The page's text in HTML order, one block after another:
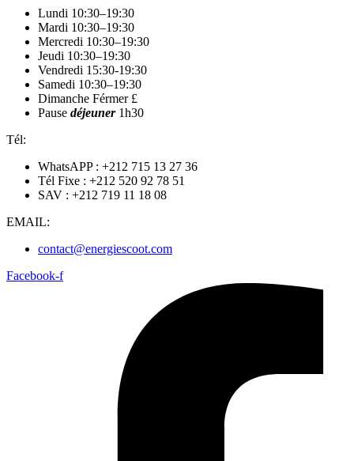
Lundi 10:30–19:30
Mardi 10:30–19:30
Mercredi 10:30–19:30
Jeudi 10:30–19:30
Vendredi 15:30-19:30
Samedi 10:30–19:30
Dimanche Férmer £
Pause déjeuner1h30
Tél:
WhatsAPP : +212 715 13 27 36
Tél Fixe : +212 520 92 78 51
SAV : +212 719 11 18 08
EMAIL:
contact@energiescoot.com
Facebook-f